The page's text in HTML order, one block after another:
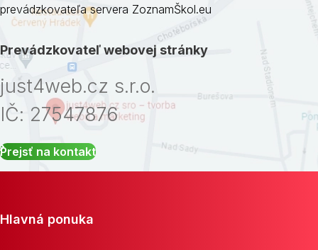
prevádzkovateľa servera ZoznamŠkol.eu
Prevádzkovateľ webovej stránky
just4web.cz s.r.o.
IČ: 27547876
Prejsť na kontakt
Hlavná ponuka